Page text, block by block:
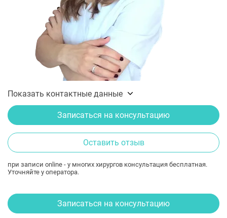
Показать контактные данные
Записаться на консультацию
Оставить отзыв
при записи online - у многих хирургов консультация бесплатная.
Уточняйте у оператора.
Записаться на консультацию